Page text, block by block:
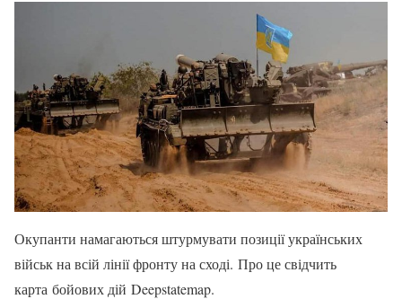
Окупанти намагаються штурмувати позиції українських
військ на всій лінії фронту на сході. Про це свідчить
карта бойових дій Deepstatemap.